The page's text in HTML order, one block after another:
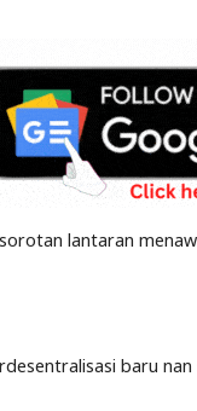
lantaran
baru